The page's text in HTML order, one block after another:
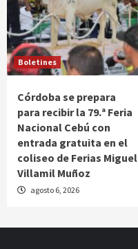
Boletines
Córdoba se prepara
para recibir la 79.ª Feria
Nacional Cebú con
entrada gratuita en el
coliseo de Ferias Miguel
Villamil Muñoz
agosto 6, 2026